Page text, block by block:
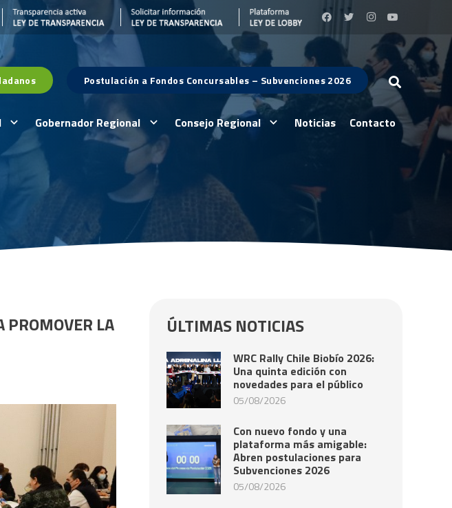
Postulación a Fondos Concursables – Subvenciones 2026
Gobernador Regional Consejo Regional Noticias Contacto
PROMOVER LA ÚLTIMAS NOTICIAS
WRC Rally Chile Biobío 2026:
Una quinta edición con
novedades para el público
05/08/2026
Con nuevo fondo y una
plataforma más amigable:
Abren postulaciones para
Subvenciones 2026
05/08/2026